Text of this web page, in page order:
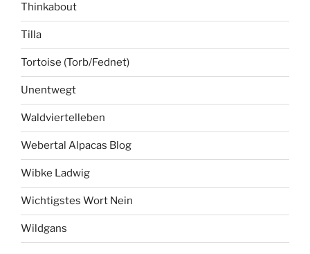
Thinkabout
Tilla
Tortoise (Torb/Fednet)
Unentwegt
Waldviertelleben
Webertal Alpacas Blog
Wibke Ladwig
Wichtigstes Wort Nein
Wildgans